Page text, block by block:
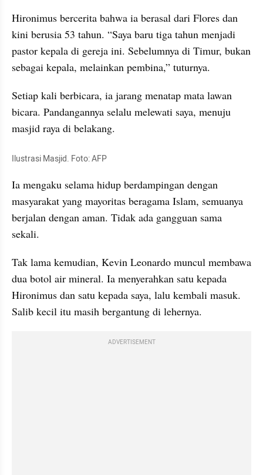
Hironimus bercerita bahwa ia berasal dari Flores dan
kini berusia 53 tahun. “Saya baru tiga tahun menjadi
pastor kepala di gereja ini. Sebelumnya di Timur, bukan
sebagai kepala, melainkan pembina,” tuturnya.
Setiap kali berbicara, ia jarang menatap mata lawan
bicara. Pandangannya selalu melewati saya, menuju
masjid raya di belakang.
Ilustrasi Masjid. Foto: AFP
Ia mengaku selama hidup berdampingan dengan
masyarakat yang mayoritas beragama Islam, semuanya
berjalan dengan aman. Tidak ada gangguan sama
sekali.
Tak lama kemudian, Kevin Leonardo muncul membawa
dua botol air mineral. Ia menyerahkan satu kepada
Hironimus dan satu kepada saya, lalu kembali masuk.
Salib kecil itu masih bergantung di lehernya.
ADVERTISEMENT